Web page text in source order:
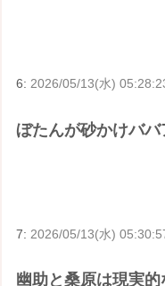
6:2026/05/13(水)
ぼたんが砂かけバ
7: 2026/05/13(水)
幽助と桑原は現実